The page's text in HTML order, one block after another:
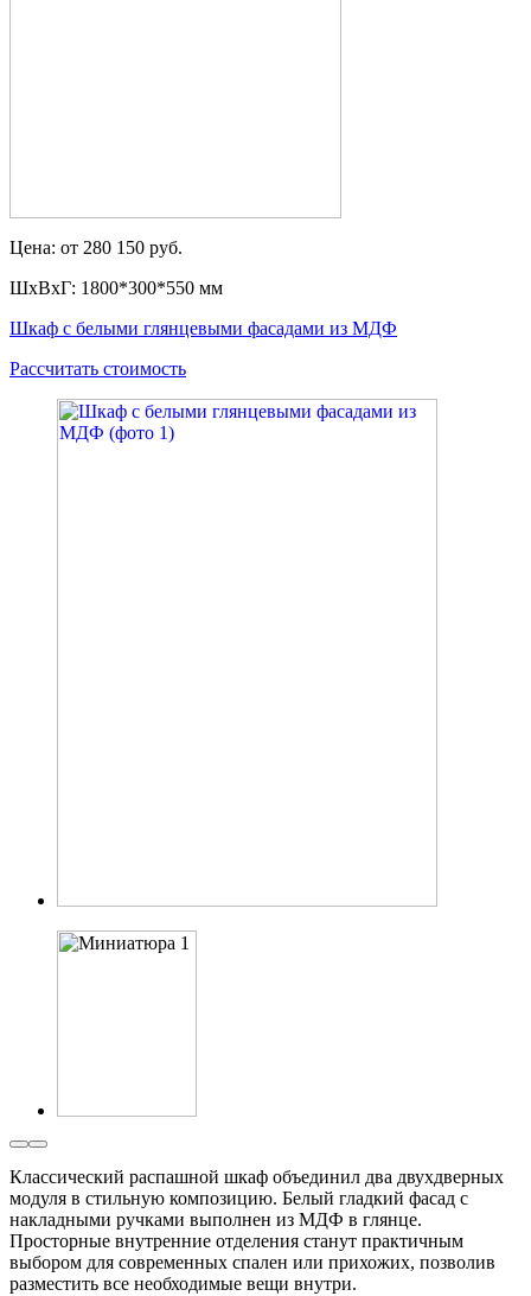
Цена: от 280 150 руб.
ШxВxГ: 1800*300*550 мм
Шкаф с белыми глянцевыми фасадами из МДФ
Рассчитать стоимость
Классический распашной шкаф объединил два двухдверных
модуля в стильную композицию. Белый гладкий фасад с
накладными ручками выполнен из МДФ в глянце.
Просторные внутренние отделения станут практичным
выбором для современных спален или прихожих, позволив
разместить все необходимые вещи внутри.